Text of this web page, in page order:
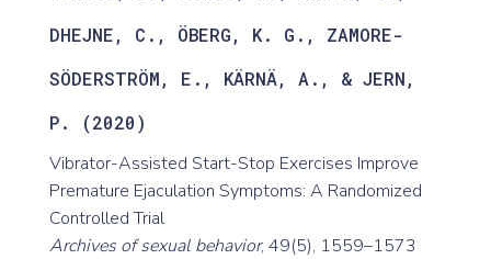
DHEJNE, C., ÖBERG, K. G., ZAMORE-
SÖDERSTRÖM, E., KÄRNÄ, A., & JERN,
P. (2020)
Vibrator-Assisted Start-Stop Exercises Improve
Premature Ejaculation Symptoms: A Randomized
Controlled Trial
Archives of sexual behavior, 49(5), 1559–1573